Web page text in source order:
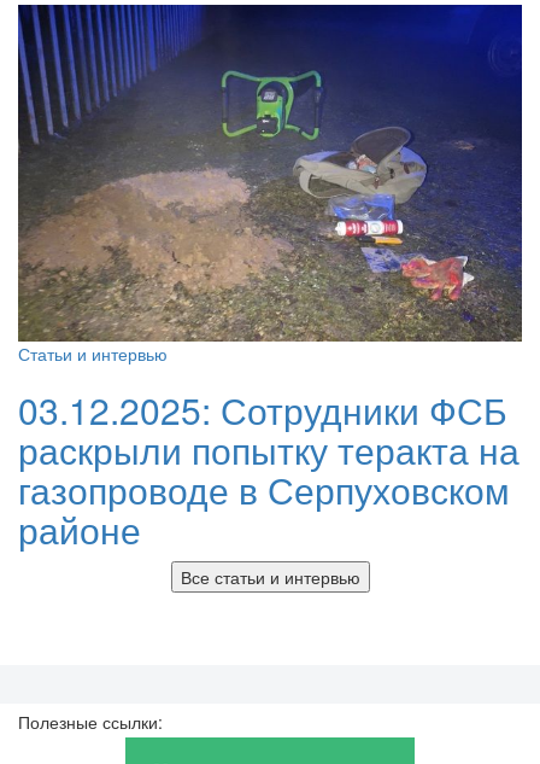
Статьи и интервью
03.12.2025: Сотрудники ФСБ
раскрыли попытку теракта на
газопроводе в Серпуховском
районе
Все статьи и интервью
Полезные ссылки: